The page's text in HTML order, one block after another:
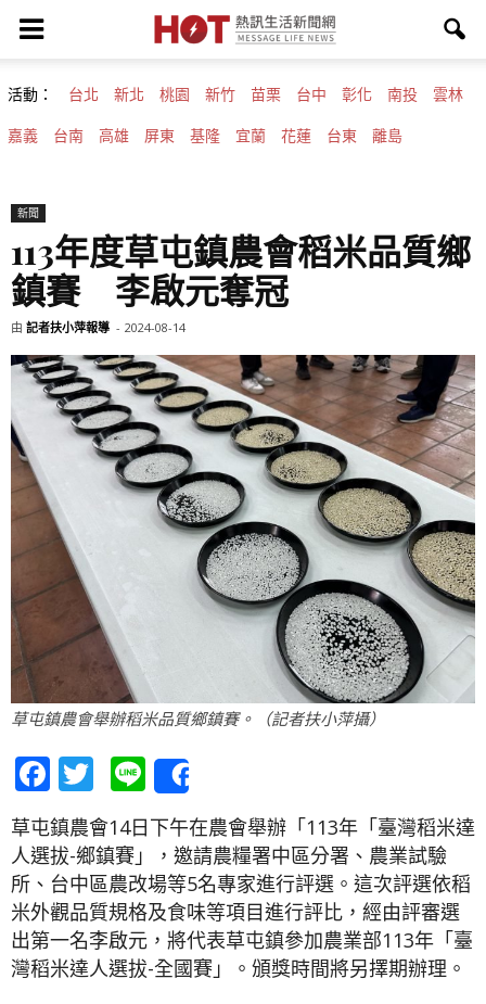
活動： 台北 新北 桃園 新竹 苗栗 台中 彰化 南投 雲林
嘉義 台南 高雄 屏東 基隆 宜蘭 花蓮 台東 離島
新聞
113年度草屯鎮農會稻米品質鄉
鎮賽 李啟元奪冠
由 記者扶小萍報導 - 2024-08-14
草屯鎮農會舉辦稻米品質鄉鎮賽。（記者扶小萍攝）
Facebook
Twitter
Line
草屯鎮農會14日下午在農會舉辦「113年「臺灣稻米達
人選拔-鄉鎮賽」，邀請農糧署中區分署、農業試驗
所、台中區農改場等5名專家進行評選。這次評選依稻
米外觀品質規格及食味等項目進行評比，經由評審選
出第一名李啟元，將代表草屯鎮參加農業部113年「臺
灣稻米達人選拔-全國賽」。頒獎時間將另擇期辦理。